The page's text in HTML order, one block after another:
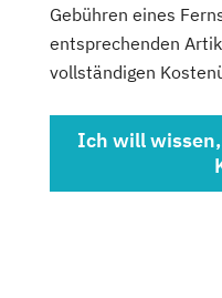
Gebühren eines
entsprechenden
vollständigen
Ich will